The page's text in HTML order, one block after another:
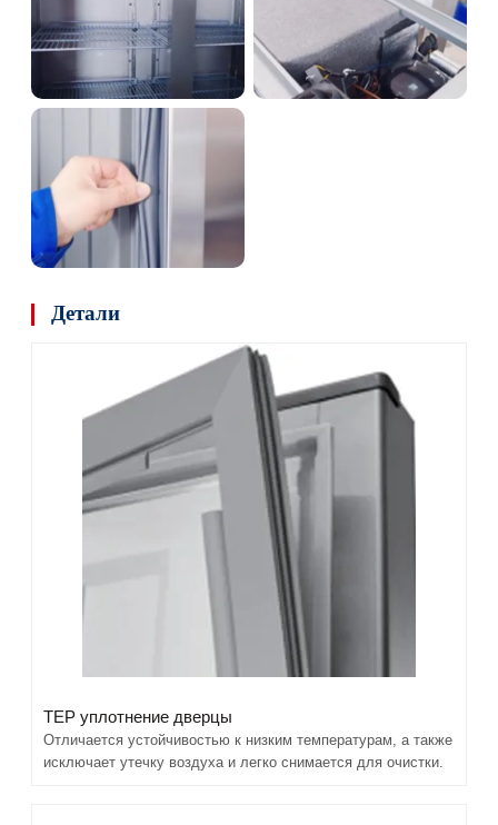
Детали
TEP уплотнение дверцы
Отличается устойчивостью к низким температурам, а также
исключает утечку воздуха и легко снимается для очистки.